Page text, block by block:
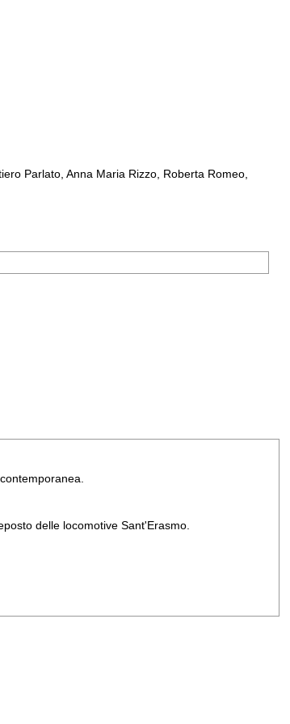
Parlato, Anna Maria Rizzo, Roberta Romeo,
delle locomotive Sant'Erasmo.